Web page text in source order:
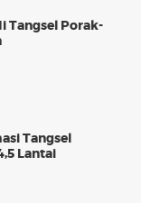
Tangsel Porak-
Tangsel
Lantai